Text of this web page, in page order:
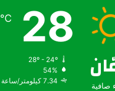
صافية
28
℃
28º - 24º
54%
7.34 كيلومتر/ساعة